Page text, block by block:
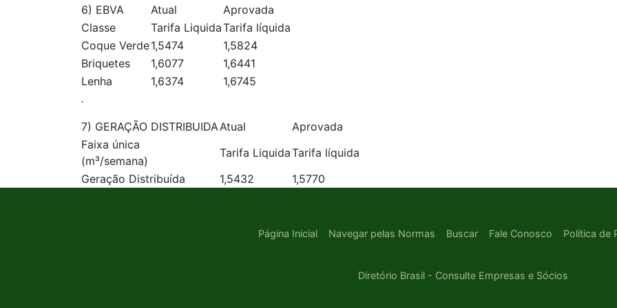
6) EBVA Atual
Aprovada
Classe
Tarifa LiquidaTarifa líquida
Coque Verde1,5474
1,5824
Briquetes
1,6077
1,6441
Lenha
1,6374
1,6745
.
7) GERAÇÃO DISTRIBUIDAAtual
Aprovada
Faixa única
(m³/semana)
Tarifa LiquidaTarifa líquida
Geração Distribuída
1,5432 1,5770
Página Inicial Navegar pelas Normas Buscar Fale Conosco Política de
Diretório Brasil - Consulte Empresas e Sócios